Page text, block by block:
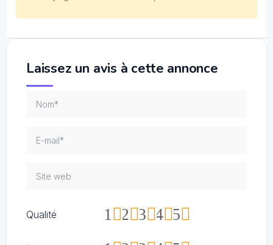
Laissez un avis à cette annonce
Qualité 5
4
3
2
1